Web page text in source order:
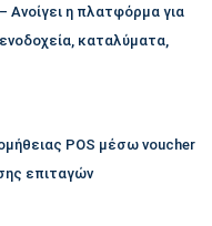
Ανοίγει η πλατφόρμα για
καταλύματα,
POS μέσω voucher
επιταγών